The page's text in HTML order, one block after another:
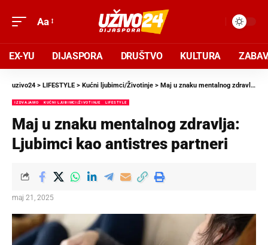
Aa
EX-YU DIJASPORA DRUŠTVO KULTURA
uzivo24 > LIFESTYLE > Kućni ljubimci/Životinje > Maj u znaku mentalnog zdravlja: Ljubimci kao antistres partneri
IZDVAJAMO KUĆNI LJUBIMCI/ŽIVOTINJE LIFESTYLE
Maj u znaku mentalnog zdravlja:
Ljubimci kao antistres partneri
maj 21, 2025